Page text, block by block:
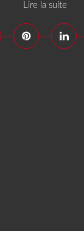
Lire la suite